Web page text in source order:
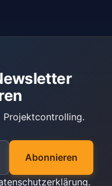
Projektcontrolling.
Abonnieren
.